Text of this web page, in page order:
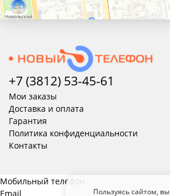
+7 (3812) 53-45-61
Мои заказы
Доставка и оплата
Гарантия
Политика конфиденциальности
Контакты
Пользуясь сайтом, вы
Мобильный телефон
Email